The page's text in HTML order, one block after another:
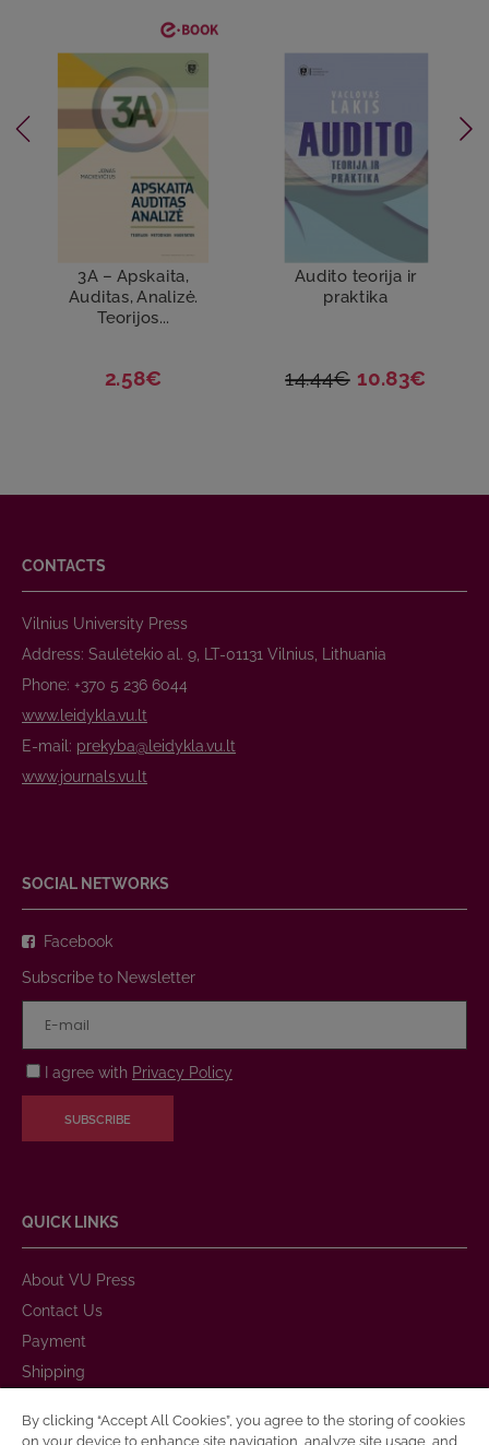
3A – Apskaita,
Auditas, Analizė.
Teorijos...
2.58€
Audito teorija ir
praktika
14.44€ 10.83€
CONTACTS
Vilnius University Press
Address: Saulėtekio al. 9, LT-01131 Vilnius, Lithuania
Phone: +370 5 236 6044
www.leidykla.vu.lt
E-mail: prekyba@leidykla.vu.lt
www.journals.vu.lt
SOCIAL NETWORKS
Facebook
Subscribe to Newsletter
I agree with Privacy Policy
SUBSCRIBE
QUICK LINKS
About VU Press
Contact Us
Payment
Shipping
Purchase Rules
By clicking “Accept All Cookies”, you agree to the storing of cookies
on your device to enhance site navigation, analyze site usage, and